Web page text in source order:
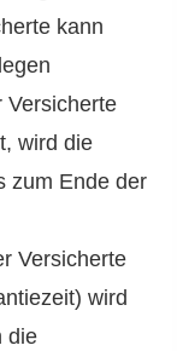
kann
Versicherte
wird die
zum Ende der
Versicherte
wird
die